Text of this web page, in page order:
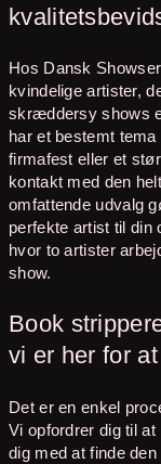
Hos Dansk
kvindelige artister,
skræddersy shows
har et bestemt
firmafest eller et
kontakt med den
omfattende udvalg
perfekte artist til din
hvor to artister
show.
Book
vi er her for
Det er en enkel
Vi opfordrer dig til
dig med at finde